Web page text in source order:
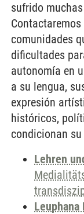
sufrido
comunidades
dificultades
autonomía en
a su lengua,
expresión
históricos,
condicionan
Lehren
Leuphana